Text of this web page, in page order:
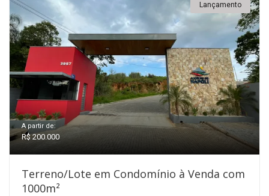
Lançamento
A partir de:
R$ 200.000
Terreno/Lote em Condomínio à Venda com
1000m²